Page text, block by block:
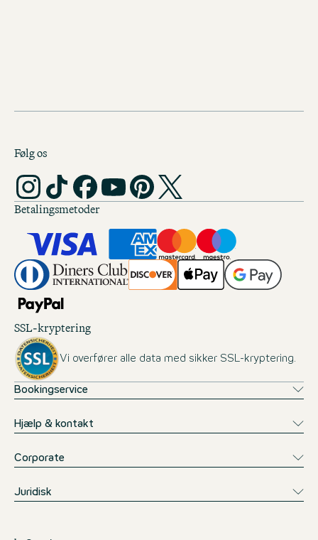
Følg os
Betalingsmetoder
SSL-kryptering
Vi overfører alle data med sikker SSL-kryptering.
Bookingservice
Hjælp & kontakt
Corporate
Juridisk